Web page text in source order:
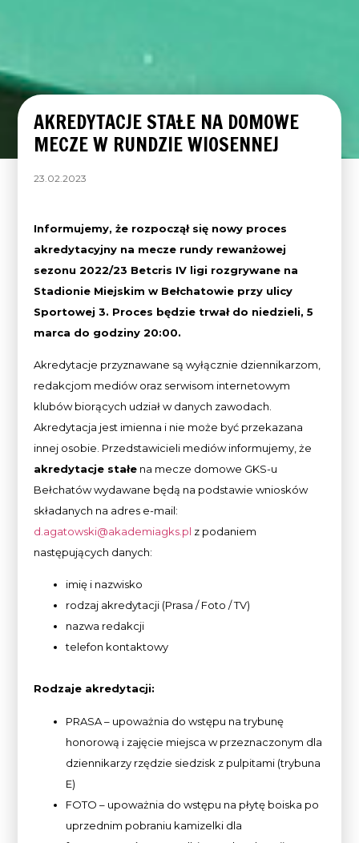
AKREDYTACJE STAŁE NA DOMOWE
MECZE W RUNDZIE WIOSENNEJ
23.02.2023
Informujemy, że rozpoczął się nowy proces
akredytacyjny na mecze rundy rewanżowej
sezonu 2022/23 Betcris IV ligi rozgrywane na
Stadionie Miejskim w Bełchatowie przy ulicy
Sportowej 3. Proces będzie trwał do niedzieli, 5
marca do godziny 20:00.
Akredytacje przyznawane są wyłącznie dziennikarzom,
redakcjom mediów oraz serwisom internetowym
klubów biorących udział w danych zawodach.
Akredytacja jest imienna i nie może być przekazana
innej osobie. Przedstawicieli mediów informujemy, że
akredytacje stałe na mecze domowe GKS-u
Bełchatów wydawane będą na podstawie wniosków
składanych na adres e-mail:
d.agatowski@akademiagks.pl z podaniem
następujących danych:
imię i nazwisko
rodzaj akredytacji (Prasa / Foto / TV)
nazwa redakcji
telefon kontaktowy
Rodzaje akredytacji:
PRASA – upoważnia do wstępu na trybunę
honorową i zajęcie miejsca w przeznaczonym dla
dziennikarzy rzędzie siedzisk z pulpitami (trybuna
E)
FOTO – upoważnia do wstępu na płytę boiska po
uprzednim pobraniu kamizelki dla